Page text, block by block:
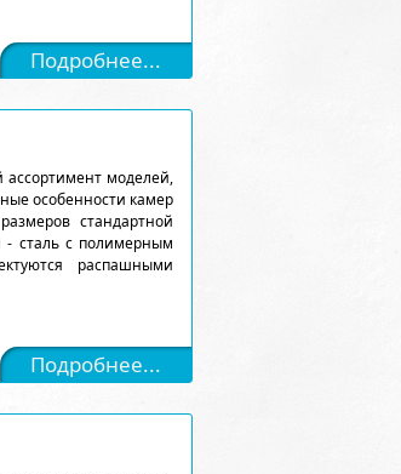
Подробнее...
моделей,
особенности камер
стандартной
- сталь с полимерным
распашными
Подробнее...